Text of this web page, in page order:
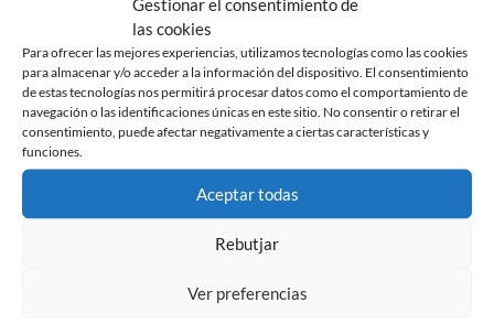
las cookies
Para ofrecer las mejores experiencias, utilizamos tecnologías como las cookies
para almacenar y/o acceder a la información del dispositivo. El consentimiento
de estas tecnologías nos permitirá procesar datos como el comportamiento de
navegación o las identificaciones únicas en este sitio. No consentir o retirar el
consentimiento, puede afectar negativamente a ciertas características y
funciones.
Aceptar todas
Rebutjar
Ver preferencias
ALYA CAMARA RENUEVA CON EL CE SABADELL